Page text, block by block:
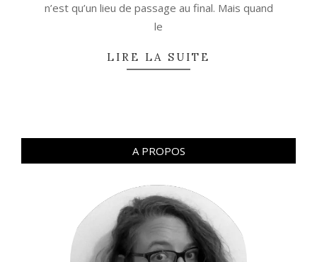
n’est qu’un lieu de passage au final. Mais quand
le
LIRE LA SUITE
A PROPOS